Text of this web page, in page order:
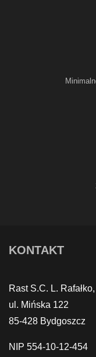
KONTAKT
Rast S.C. L.
ul. Mińska 122
85-428 Bydgoszcz
NIP 554-10-12-454